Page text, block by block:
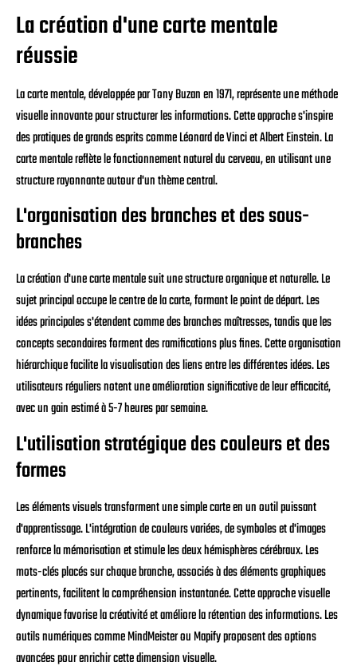
La création d'une carte mentale
réussie
La carte mentale, développée par Tony Buzan en 1971, représente une méthode
visuelle innovante pour structurer les informations. Cette approche s'inspire
des pratiques de grands esprits comme Léonard de Vinci et Albert Einstein. La
carte mentale reflète le fonctionnement naturel du cerveau, en utilisant une
structure rayonnante autour d'un thème central.
L'organisation des branches et des sous-
branches
La création d'une carte mentale suit une structure organique et naturelle. Le
sujet principal occupe le centre de la carte, formant le point de départ. Les
idées principales s'étendent comme des branches maîtresses, tandis que les
concepts secondaires forment des ramifications plus fines. Cette organisation
hiérarchique facilite la visualisation des liens entre les différentes idées. Les
utilisateurs réguliers notent une amélioration significative de leur efficacité,
avec un gain estimé à 5-7 heures par semaine.
L'utilisation stratégique des couleurs et des
formes
Les éléments visuels transforment une simple carte en un outil puissant
d'apprentissage. L'intégration de couleurs variées, de symboles et d'images
renforce la mémorisation et stimule les deux hémisphères cérébraux. Les
mots-clés placés sur chaque branche, associés à des éléments graphiques
pertinents, facilitent la compréhension instantanée. Cette approche visuelle
dynamique favorise la créativité et améliore la rétention des informations. Les
outils numériques comme MindMeister ou Mapify proposent des options
avancées pour enrichir cette dimension visuelle.